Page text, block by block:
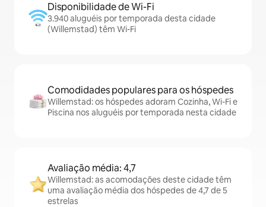
Disponibilidade de Wi-Fi
3.940 aluguéis por temporada desta cidade
(Willemstad) têm Wi-Fi
Comodidades populares para os hóspedes
Willemstad: os hóspedes adoram Cozinha, Wi-Fi e
Piscina nos aluguéis por temporada nesta cidade
Avaliação média: 4,7
Willemstad: as acomodações deste cidade têm
uma avaliação média dos hóspedes de 4,7 de 5
estrelas